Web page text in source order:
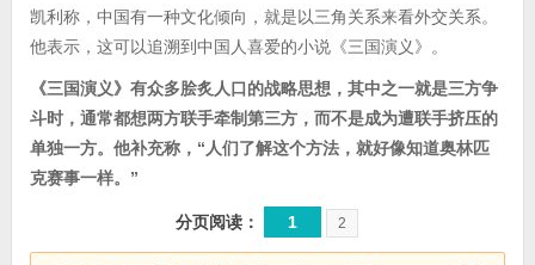
凯利称，中国有一种文化倾向，就是以三角关系来看外交关系。
他表示，这可以追溯到中国人喜爱的小说《三国演义》。
《三国演义》有众多脍炙人口的战略思想，其中之一就是三方争
斗时，通常都想两方联手牵制第三方，而不是成为遭联手挤压的
单独一方。他补充称，“人们了解这个方法，就好像知道奥林匹
克赛事一样。”
分页阅读： 1 2